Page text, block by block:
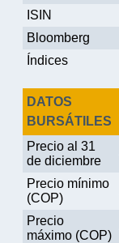
ISIN
Bloomberg
Índices
DATOS
BURSÁTILES
Precio al 31
de diciembre
Precio mínimo
(COP)
Precio
máximo (COP)